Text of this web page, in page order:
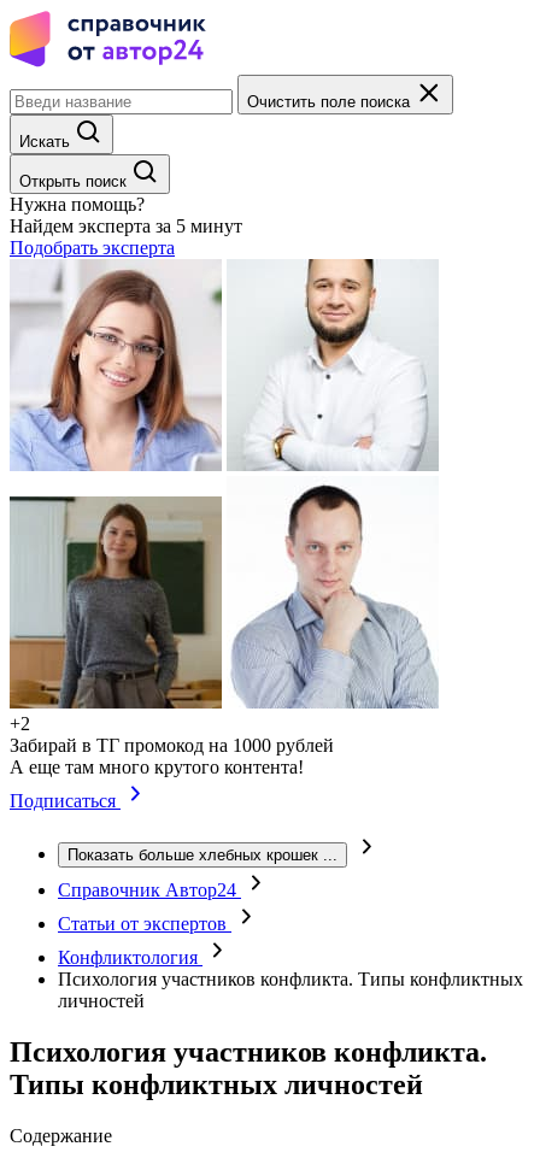
Очистить поле поиска
Искать
Открыть поиск
Нужна помощь?
Найдем эксперта за 5 минут
Подобрать эксперта
+2
Забирай в ТГ промокод на 1000 рублей
А еще там много крутого контента!
Подписаться
Показать больше хлебных крошек ...
Справочник Автор24
Статьи от экспертов
Конфликтология
Психология участников конфликта. Типы конфликтных
личностей
Психология участников конфликта.
Типы конфликтных личностей
Содержание